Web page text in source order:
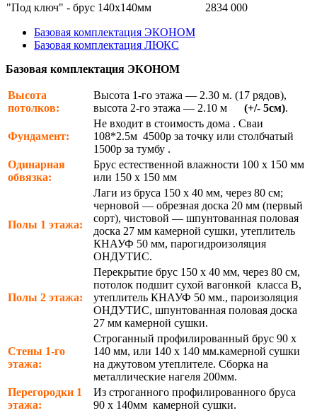
"Под ключ" - брус 140х140мм
2834 000
Базовая комплектация ЭКОНОМ
Базовая комплектация ЛЮКС
Базовая комплектация ЭКОНОМ
Высота
потолков:
Высота 1-го этажа — 2.30 м. (17 рядов),
высота 2-го этажа — 2.10 м (+/- 5см).
Фундамент:
Не входит в стоимость дома . Сваи
108*2.5м 4500р за точку или столбчатый
1500р за тумбу .
Одинарная
обвязка:
Брус естественной влажности 100 х 150 мм
или 150 х 150 мм
Полы 1 этажа:
Лаги из бруса 150 х 40 мм, через 80 см;
черновой — обрезная доска 20 мм (первый
сорт), чистовой — шпунтованная половая
доска 27 мм камерной сушки, утеплитель
КНАУФ 50 мм, парогидроизоляция
ОНДУТИС.
Полы 2 этажа:
Перекрытие брус 150 х 40 мм, через 80 см,
потолок подшит сухой вагонкой класса В,
утеплитель КНАУФ 50 мм., пароизоляция
ОНДУТИС, шпунтованная половая доска
27 мм камерной сушки.
Стены 1-го
этажа:
Строганный профилированный брус 90 х
140 мм, или 140 х 140 мм.камерной сушки
на джутовом утеплителе. Сборка на
металлические нагеля 200мм.
Перегородки 1
этажа:
Из строганного профилированного бруса
90 х 140мм камерной сушки.